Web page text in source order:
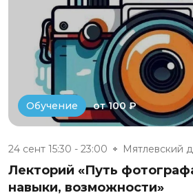
Обучение от 100 ₽
24 сент 15:30 - 23:00 Мятлевский
Лекторий «Путь
навыки, возможности»